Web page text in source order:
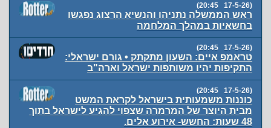
(17-5-26 20:45)
ראש הממשלה נתניהו והנשיא הרצוג נפגשו
בחשאיות במהלך המלחמה
(17-5-26 20:45)
טראמפ איים: השעון מתקתק • גורם ישראלי:
התקיפות יהיו משותפות ישראל וארה"ב
(17-5-26 20:45)
‏כוננות משמעותית בישראל לקראת המשט
מבית היוצר של המרמרה שצפוי להגיע לישראל בתוך
48 שעות: החשש- אירוע אלים.